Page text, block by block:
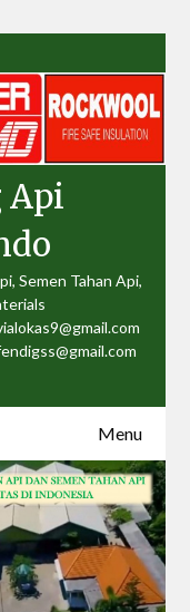
Api
Semen Tahan Api,
Menu